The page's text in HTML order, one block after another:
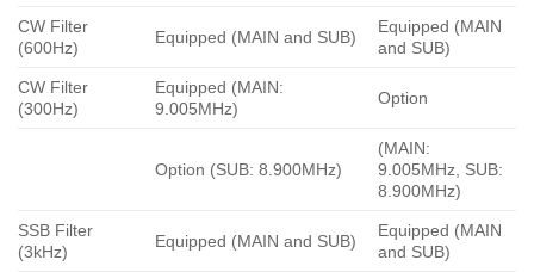
CW Filter
(600Hz)
Equipped (MAIN and SUB)
Equipped (MAIN
and SUB)
CW Filter
(300Hz)
Equipped (MAIN:
9.005MHz)
Option
Option (SUB: 8.900MHz)
(MAIN:
9.005MHz, SUB:
8.900MHz)
SSB Filter
(3kHz)
Equipped (MAIN and SUB)
Equipped (MAIN
and SUB)